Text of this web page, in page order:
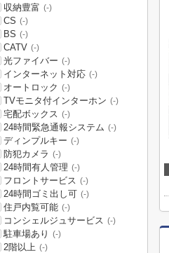
収納豊富 (-)
CS (-)
BS (-)
CATV (-)
光ファイバー (-)
インターネット対応 (-)
オートロック (-)
TVモニタ付インターホン (-)
宅配ボックス (-)
24時間緊急通報システム (-)
ディンプルキー (-)
防犯カメラ (-)
24時間有人管理 (-)
フロントサービス (-)
24時間ゴミ出し可 (-)
住戸内覧可能 (-)
コンシェルジュサービス (-)
駐車場あり (-)
2階以上 (-)